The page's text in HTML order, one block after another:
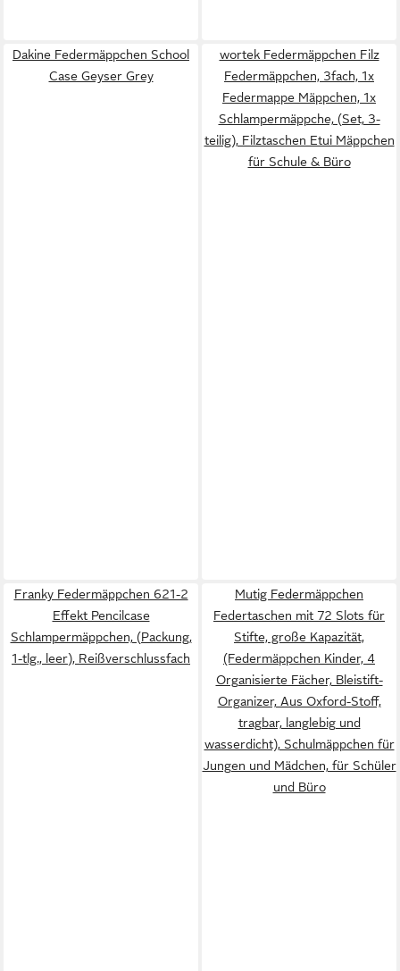
Dakine Federmäppchen School
Case Geyser Grey
wortek Federmäppchen Filz
Federmäppchen, 3fach, 1x
Federmappe Mäppchen, 1x
Schlampermäppche, (Set, 3-
teilig), Filztaschen Etui Mäppchen
für Schule & Büro
Franky Federmäppchen 621-2
Effekt Pencilcase
Schlampermäppchen, (Packung,
1-tlg., leer), Reißverschlussfach
Mutig Federmäppchen
Federtaschen mit 72 Slots für
Stifte, große Kapazität,
(Federmäppchen Kinder, 4
Organisierte Fächer, Bleistift-
Organizer, Aus Oxford-Stoff,
tragbar, langlebig und
wasserdicht), Schulmäppchen für
Jungen und Mädchen, für Schüler
und Büro